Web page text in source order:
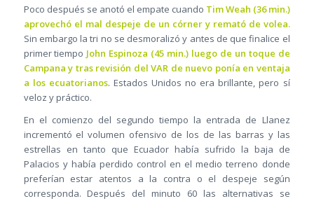
Poco después se anotó el empate cuando Tim Weah (36 min.)
aprovechó el mal despeje de un córner y remató de volea.
Sin embargo la tri no se desmoralizó y antes de que finalice el
primer tiempo John Espinoza (45 min.) luego de un toque de
Campana y tras revisión del VAR de nuevo ponía en ventaja
a los ecuatorianos. Estados Unidos no era brillante, pero sí
veloz y práctico.
En el comienzo del segundo tiempo la entrada de Llanez
incrementó el volumen ofensivo de los de las barras y las
estrellas en tanto que Ecuador había sufrido la baja de
Palacios y había perdido control en el medio terreno donde
preferían estar atentos a la contra o el despeje según
corresponda. Después del minuto 60 las alternativas se